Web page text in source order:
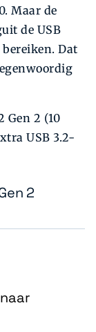
Maar de
de USB
Dat
Gen 2 (10
USB 3.2-
2